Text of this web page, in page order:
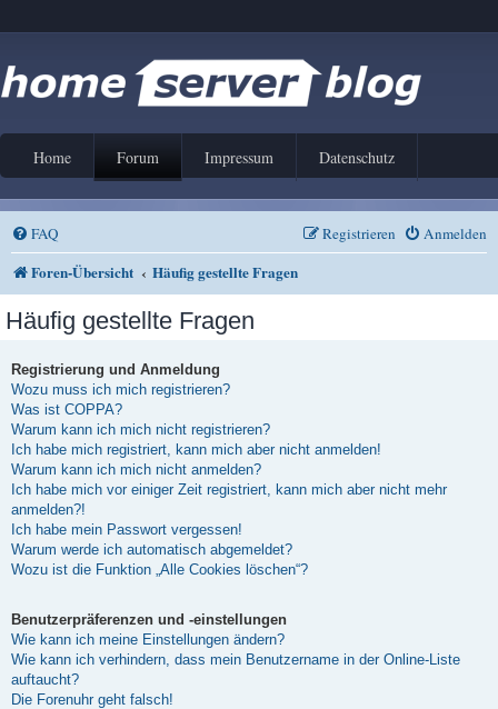
Home Forum Impressum Datenschutz
FAQ Anmelden
Registrieren
Foren-Übersicht Häufig gestellte Fragen
Häufig gestellte Fragen
Registrierung und Anmeldung
Wozu muss ich mich registrieren?
Was ist COPPA?
Warum kann ich mich nicht registrieren?
Ich habe mich registriert, kann mich aber nicht anmelden!
Warum kann ich mich nicht anmelden?
Ich habe mich vor einiger Zeit registriert, kann mich aber nicht mehr
anmelden?!
Ich habe mein Passwort vergessen!
Warum werde ich automatisch abgemeldet?
Wozu ist die Funktion „Alle Cookies löschen“?
Benutzerpräferenzen und -einstellungen
Wie kann ich meine Einstellungen ändern?
Wie kann ich verhindern, dass mein Benutzername in der Online-Liste
auftaucht?
Die Forenuhr geht falsch!